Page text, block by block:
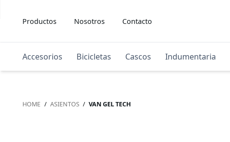
Productos Nosotros Contacto
Accesorios Bicicletas Cascos Indumentaria
HOME / ASIENTOS / VAN GEL TECH